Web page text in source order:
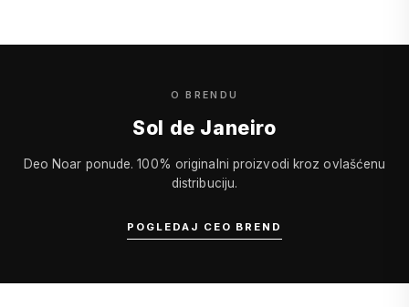
O BRENDU
Sol de Janeiro
Deo Noar ponude. 100% originalni proizvodi kroz ovlašćenu
distribuciju.
POGLEDAJ CEO BREND